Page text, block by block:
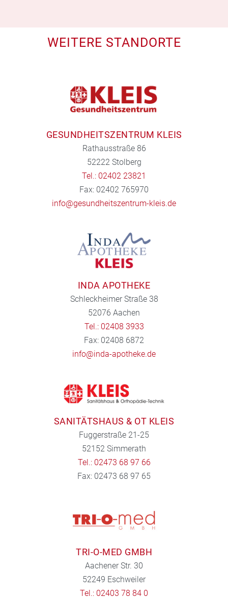
WEITERE STANDORTE
GESUNDHEITSZENTRUM KLEIS
Rathausstraße 86
52222 Stolberg
Tel.: 02402 23821
Fax: 02402 765970
info@gesundheitszentrum-kleis.de
INDA APOTHEKE
Schleckheimer Straße 38
52076 Aachen
Tel.: 02408 3933
Fax: 02408 6872
info@inda-apotheke.de
SANITÄTSHAUS & OT KLEIS
Fuggerstraße 21-25
52152 Simmerath
Tel.: 02473 68 97 66
Fax: 02473 68 97 65
TRI-O-MED GMBH
Aachener Str. 30
52249 Eschweiler
Tel.: 02403 78 84 0